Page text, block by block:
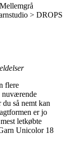
> DROPS
flere
nuværende
så nemt kan
er jo
letkøbte
Unicolor 18